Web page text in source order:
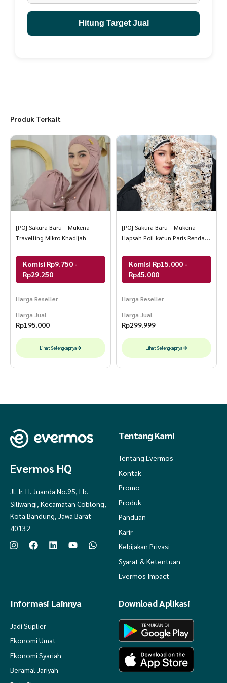
3. Garansi berlaku jika speaker rusak karena pemakaian normal, bukan
karena terjatuh, terbanting, terkena air, retak, pecah, tergores.
4. Garansi berlaku jika semua produk di kembalikan utuh, termasuk
Hitung Target Jual
Produk Terkait
[PO] Sakura Baru – Mukena
Travelling Mikro Khadijah
Komisi Rp9.750 -
Rp29.250
Harga Reseller
Harga Jual
Rp195.000
Lihat Selengkapnya
[PO] Sakura Baru – Mukena
Hapsah Poil katun Paris Renda
Komisi Rp15.000 -
Rp45.000
Harga Reseller
Harga Jual
Rp299.999
Lihat Selengkapnya
Evermos HQ
Jl. Ir. H. Juanda No.95, Lb.
Siliwangi, Kecamatan Coblong,
Kota Bandung, Jawa Barat
40132
Tentang Kami
Tentang Evermos
Kontak
Promo
Produk
Panduan
Karir
Kebijakan Privasi
Syarat & Ketentuan
Evermos Impact
Informasi Lainnya
Jadi Suplier
Ekonomi Umat
Ekonomi Syariah
Beramal Jariyah
Download Aplikasi